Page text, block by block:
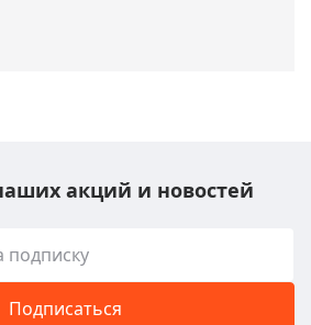
акций и новостей
Подписаться